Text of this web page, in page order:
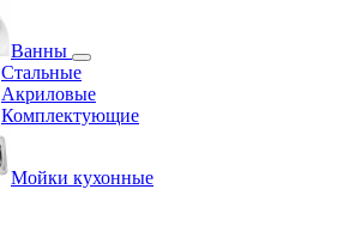
Ванны
Стальные
Акриловые
Комплектующие
Мойки кухонные